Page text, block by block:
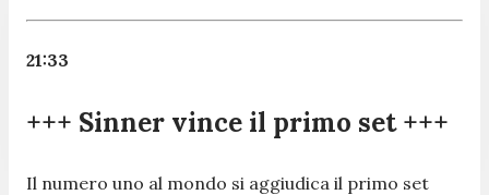
21:33
+++ Sinner vince il primo set +++
Il numero uno al mondo si aggiudica il primo set